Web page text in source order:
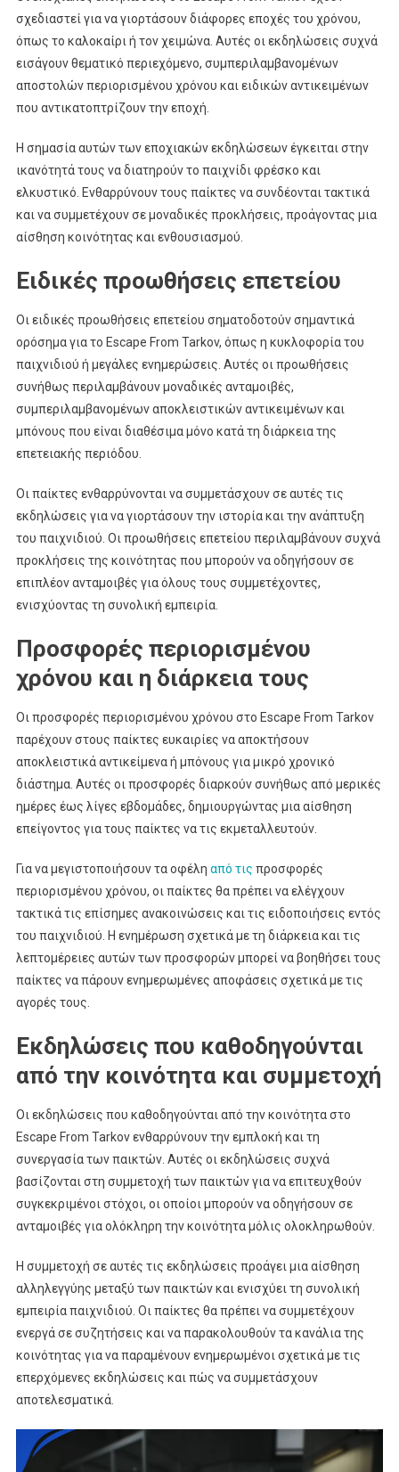
σχεδιαστεί για να γιορτάσουν διάφορες εποχές του χρόνου,
όπως το καλοκαίρι ή τον χειμώνα. Αυτές οι εκδηλώσεις συχνά
εισάγουν θεματικό περιεχόμενο, συμπεριλαμβανομένων
αποστολών περιορισμένου χρόνου και ειδικών αντικειμένων
που αντικατοπτρίζουν την εποχή.
Η σημασία αυτών των εποχιακών εκδηλώσεων έγκειται στην
ικανότητά τους να διατηρούν το παιχνίδι φρέσκο και
ελκυστικό. Ενθαρρύνουν τους παίκτες να συνδέονται τακτικά
και να συμμετέχουν σε μοναδικές προκλήσεις, προάγοντας μια
αίσθηση κοινότητας και ενθουσιασμού.
Ειδικές προωθήσεις επετείου
Οι ειδικές προωθήσεις επετείου σηματοδοτούν σημαντικά
ορόσημα για το Escape From Tarkov, όπως η κυκλοφορία του
παιχνιδιού ή μεγάλες ενημερώσεις. Αυτές οι προωθήσεις
συνήθως περιλαμβάνουν μοναδικές ανταμοιβές,
συμπεριλαμβανομένων αποκλειστικών αντικειμένων και
μπόνους που είναι διαθέσιμα μόνο κατά τη διάρκεια της
επετειακής περιόδου.
Οι παίκτες ενθαρρύνονται να συμμετάσχουν σε αυτές τις
εκδηλώσεις για να γιορτάσουν την ιστορία και την ανάπτυξη
του παιχνιδιού. Οι προωθήσεις επετείου περιλαμβάνουν συχνά
προκλήσεις της κοινότητας που μπορούν να οδηγήσουν σε
επιπλέον ανταμοιβές για όλους τους συμμετέχοντες,
ενισχύοντας τη συνολική εμπειρία.
Προσφορές περιορισμένου
χρόνου και η διάρκεια τους
Οι προσφορές περιορισμένου χρόνου στο Escape From Tarkov
παρέχουν στους παίκτες ευκαιρίες να αποκτήσουν
αποκλειστικά αντικείμενα ή μπόνους για μικρό χρονικό
διάστημα. Αυτές οι προσφορές διαρκούν συνήθως από μερικές
ημέρες έως λίγες εβδομάδες, δημιουργώντας μια αίσθηση
επείγοντος για τους παίκτες να τις εκμεταλλευτούν.
Για να μεγιστοποιήσουν τα οφέλη από τις προσφορές
περιορισμένου χρόνου, οι παίκτες θα πρέπει να ελέγχουν
τακτικά τις επίσημες ανακοινώσεις και τις ειδοποιήσεις εντός
του παιχνιδιού. Η ενημέρωση σχετικά με τη διάρκεια και τις
λεπτομέρειες αυτών των προσφορών μπορεί να βοηθήσει τους
παίκτες να πάρουν ενημερωμένες αποφάσεις σχετικά με τις
αγορές τους.
Εκδηλώσεις που καθοδηγούνται
από την κοινότητα και συμμετοχή
Οι εκδηλώσεις που καθοδηγούνται από την κοινότητα στο
Escape From Tarkov ενθαρρύνουν την εμπλοκή και τη
συνεργασία των παικτών. Αυτές οι εκδηλώσεις συχνά
βασίζονται στη συμμετοχή των παικτών για να επιτευχθούν
συγκεκριμένοι στόχοι, οι οποίοι μπορούν να οδηγήσουν σε
ανταμοιβές για ολόκληρη την κοινότητα μόλις ολοκληρωθούν.
Η συμμετοχή σε αυτές τις εκδηλώσεις προάγει μια αίσθηση
αλληλεγγύης μεταξύ των παικτών και ενισχύει τη συνολική
εμπειρία παιχνιδιού. Οι παίκτες θα πρέπει να συμμετέχουν
ενεργά σε συζητήσεις και να παρακολουθούν τα κανάλια της
κοινότητας για να παραμένουν ενημερωμένοι σχετικά με τις
επερχόμενες εκδηλώσεις και πώς να συμμετάσχουν
αποτελεσματικά.